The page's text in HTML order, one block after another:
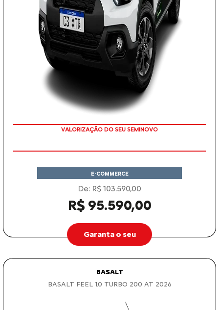
VALORIZAÇÃO DO SEU SEMINOVO
E-COMMERCE
De: R$ 103.590,00
R$ 95.590,00
Garanta o seu
BASALT
BASALT FEEL 1.0 TURBO 200 AT 2026